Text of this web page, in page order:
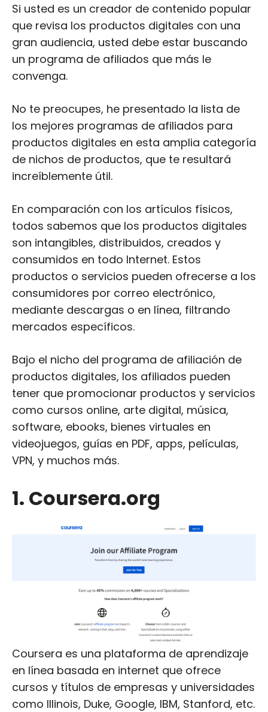
Si usted es un creador de contenido popular
que revisa los productos digitales con una
gran audiencia, usted debe estar buscando
un programa de afiliados que más le
convenga.
No te preocupes, he presentado la lista de
los mejores programas de afiliados para
productos digitales en esta amplia categoría
de nichos de productos, que te resultará
increíblemente útil.
En comparación con los artículos físicos,
todos sabemos que los productos digitales
son intangibles, distribuidos, creados y
consumidos en todo Internet. Estos
productos o servicios pueden ofrecerse a los
consumidores por correo electrónico,
mediante descargas o en línea, filtrando
mercados específicos.
Bajo el nicho del programa de afiliación de
productos digitales, los afiliados pueden
tener que promocionar productos y servicios
como cursos online, arte digital, música,
software, ebooks, bienes virtuales en
videojuegos, guías en PDF, apps, películas,
VPN, y muchos más.
1. Coursera.org
Coursera es una plataforma de aprendizaje
en línea basada en internet que ofrece
cursos y títulos de empresas y universidades
como Illinois, Duke, Google, IBM, Stanford, etc.